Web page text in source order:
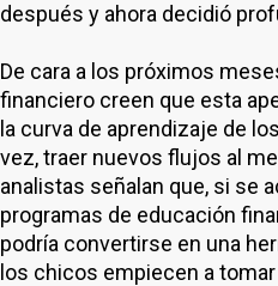
después y ahora decidió
De cara a los próximos
financiero creen que esta
la curva de aprendizaje de
vez, traer nuevos flujos al
analistas señalan que, si se
programas de educación
podría convertirse en una
los chicos empiecen a